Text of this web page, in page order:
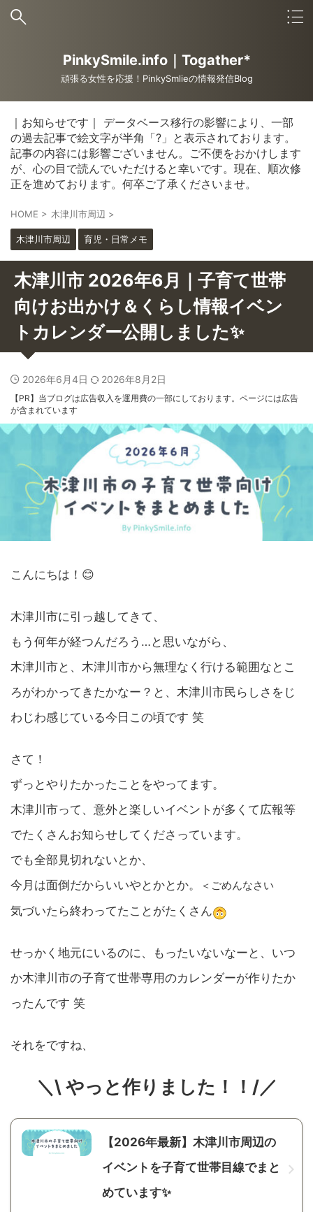
PinkySmile.info｜Togather*
頑張る女性を応援！PinkySmlieの情報発信Blog
｜お知らせです｜ データベース移行の影響により、一部
の過去記事で絵文字が半角「?」と表示されております。
記事の内容には影響ございません。ご不便をおかけします
が、心の目で読んでいただけると幸いです。現在、順次修
正を進めております。何卒ご了承くださいませ。
HOME > 木津川市周辺 >
木津川市周辺 育児・日常メモ
木津川市 2026年6月｜子育て世帯
向けお出かけ＆くらし情報イベン
トカレンダー公開しました✨
2026年6月4日 2026年8月2日
【PR】当ブログは広告収入を運用費の一部にしております。ページには広告
が含まれています
こんにちは！😊
木津川市に引っ越してきて、
もう何年が経つんだろう…と思いながら、
木津川市と、木津川市から無理なく行ける範囲なとこ
ろがわかってきたかなー？と、木津川市民らしさをじ
わじわ感じている今日この頃です 笑
さて！
ずっとやりたかったことをやってます。
木津川市って、意外と楽しいイベントが多くて広報等
でたくさんお知らせしてくださっています。
でも全部見切れないとか、
今月は面倒だからいいやとかとか。
＜ごめんなさい
気づいたら終わってたことがたくさん
せっかく地元にいるのに、もったいないなーと、いつ
か木津川市の子育て世帯専用のカレンダーが作りたか
ったんです 笑
それをですね、
＼\ やっと作りました！！/／
【2026年最新】木津川市周辺の
イベントを子育て世帯目線でまと
めています✨